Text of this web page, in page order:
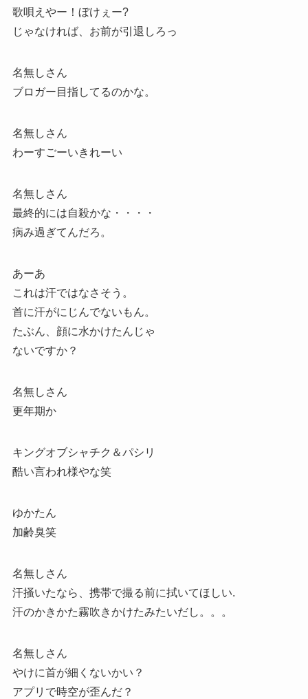
歌唄えやー！ぼけぇー?
じゃなければ、お前が引退しろっ
名無しさん
ブロガー目指してるのかな。
名無しさん
わーすごーいきれーい
名無しさん
最終的には自殺かな・・・・
病み過ぎてんだろ。
あーあ
これは汗ではなさそう。
首に汗がにじんでないもん。
たぶん、顔に水かけたんじゃ
ないですか？
名無しさん
更年期か
キングオブシャチク＆パシリ
酷い言われ様やな笑
ゆかたん
加齢臭笑
名無しさん
汗掻いたなら、携帯で撮る前に拭いてほしい.
汗のかきかた霧吹きかけたみたいだし。。。
名無しさん
やけに首が細くないかい？
アプリで時空が歪んだ？